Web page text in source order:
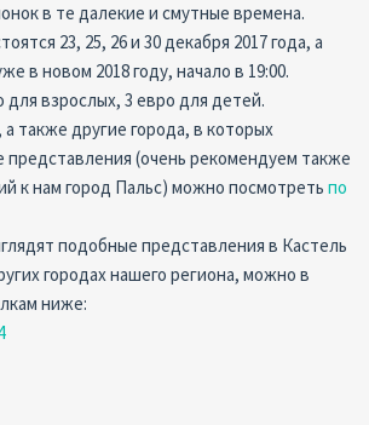
в те далекие и смутные времена.
23, 25, 26 и 30 декабря 2017 года, а
в новом 2018 году, начало в 19:00.
взрослых, 3 евро для детей.
также другие города, в которых
(очень рекомендуем также
к нам город Пальс) можно посмотреть по
подобные представления в Кастель
городах нашего региона, можно в
ниже: